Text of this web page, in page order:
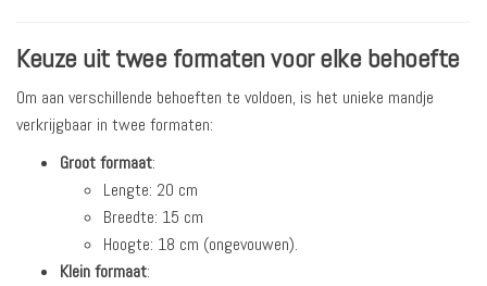
Keuze uit twee formaten voor elke behoefte
Om aan verschillende behoeften te voldoen, is het unieke mandje
verkrijgbaar in twee formaten:
Groot formaat:
Lengte: 20 cm
Breedte: 15 cm
Hoogte: 18 cm (ongevouwen).
Klein formaat: